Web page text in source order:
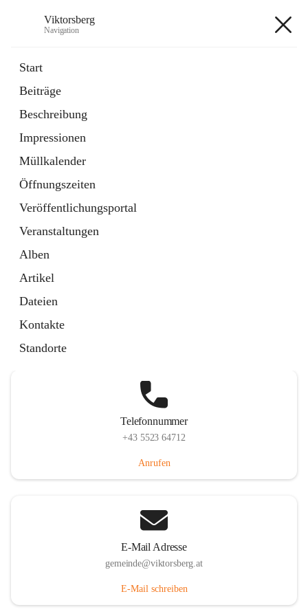
Viktorsberg
Navigation
Start
Beiträge
Beschreibung
Impressionen
Müllkalender
Öffnungszeiten
Veröffentlichungsportal
Veranstaltungen
Alben
Artikel
Dateien
Kontakte
Standorte
1 Schnellzugriff
Bürgerservice
10 Schnellzugriffe
Telefonnummer
+43 5523 64712
Anrufen
E-Mail Adresse
gemeinde@viktorsberg.at
E-Mail schreiben